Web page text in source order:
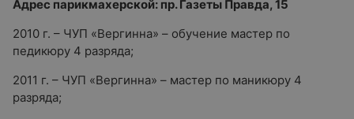
Адрес парикмахерской: пр. Газеты Правда, 15
2010 г. – ЧУП «Вергинна» – обучение мастер по
педикюру 4 разряда;
2011 г. – ЧУП «Вергинна» – мастер по маникюру 4
разряда;